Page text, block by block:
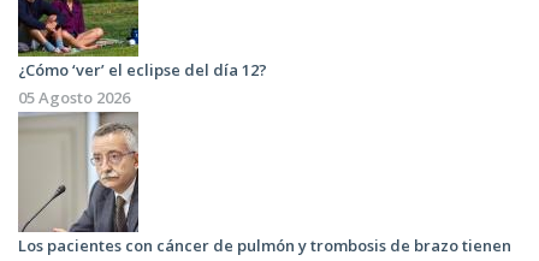
¿Cómo ‘ver’ el eclipse del día 12?
05 Agosto 2026
Los pacientes con cáncer de pulmón y trombosis de brazo tienen